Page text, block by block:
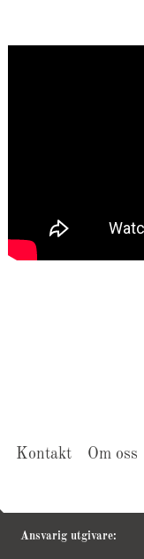
Kontakt Om oss
Ansvarig utgivare: